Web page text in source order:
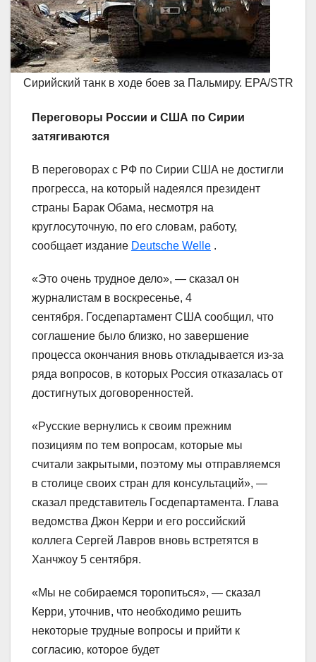
Сирийский танк в ходе боев за Пальмиру. EPA/STR
Переговоры России и США по Сирии
затягиваются
В переговорах с РФ по Сирии США не достигли
прогресса, на который надеялся президент
страны Барак Обама, несмотря на
круглосуточную, по его словам, работу,
сообщает издание Deutsche Welle .
«Это очень трудное дело», — сказал он
журналистам в воскресенье, 4
сентября. Госдепартамент США сообщил, что
соглашение было близко, но завершение
процесса окончания вновь откладывается из-за
ряда вопросов, в которых Россия отказалась от
достигнутых договоренностей.
«Русские вернулись к своим прежним
позициям по тем вопросам, которые мы
считали закрытыми, поэтому мы отправляемся
в столице своих стран для консультаций», —
сказал представитель Госдепартамента. Глава
ведомства Джон Керри и его российский
коллега Сергей Лавров вновь встретятся в
Ханчжоу 5 сентября.
«Мы не собираемся торопиться», — сказал
Керри, уточнив, что необходимо решить
некоторые трудные вопросы и прийти к
согласию, которое будет